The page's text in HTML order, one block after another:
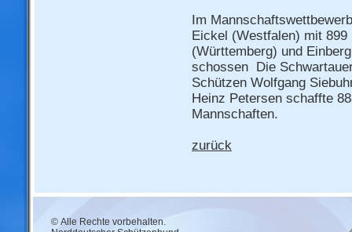
Im
Eickel (Westfalen) mit
(Württemberg) und
schossen Die
Schützen Wolfgang
Heinz Petersen schaffte
Mannschaften.
zurück
© Alle Rechte vorbehalten.